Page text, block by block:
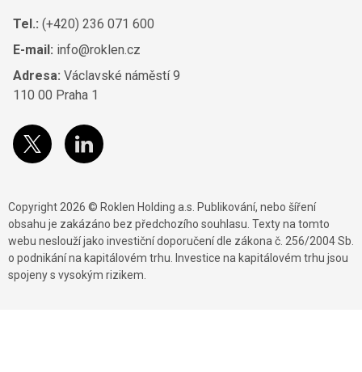
Tel.: (+420) 236 071 600
E-mail: info@roklen.cz
Adresa: Václavské náměstí 9
110 00 Praha 1
Copyright 2026 © Roklen Holding a.s. Publikování, nebo šíření
obsahu je zakázáno bez předchozího souhlasu. Texty na tomto
webu neslouží jako investiční doporučení dle zákona č. 256/2004 Sb.
o podnikání na kapitálovém trhu. Investice na kapitálovém trhu jsou
spojeny s vysokým rizikem.